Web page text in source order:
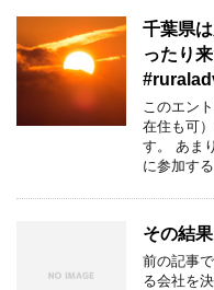
千葉県
ったり
このエン
在住も可
す。 あま
に参加す
その結果
前の記事
る会社を